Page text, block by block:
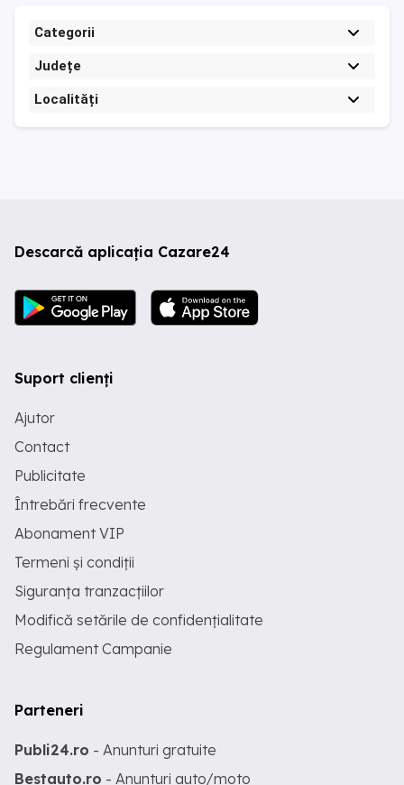
Categorii
Județe
Localități
Descarcă aplicația Cazare24
Suport clienți
Ajutor
Contact
Publicitate
Întrebări frecvente
Abonament VIP
Termeni și condiții
Siguranța tranzacțiilor
Modifică setările de confidențialitate
Regulament Campanie
Parteneri
Publi24.ro - Anunturi gratuite
Bestauto.ro - Anunturi auto/moto